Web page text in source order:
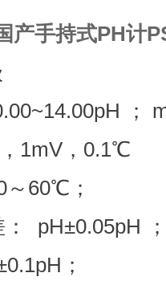
产手持式PH计
；
1mV，0.1℃
60℃；
： pH±0.05pH
；